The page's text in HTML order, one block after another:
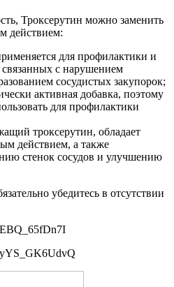
Троксерутин можно заменить
действием:
для профилактики и
связанных с нарушением
сосудистых закупорок;
активная добавка, поэтому
для профилактики
троксерутин, обладает
действием, а также
стенок сосудов и улучшению
убедитесь в отсутствии